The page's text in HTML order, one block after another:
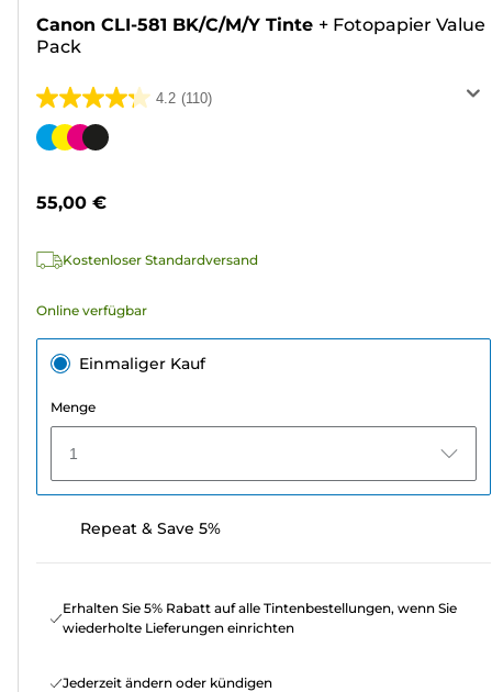
Canon CLI-581 BK/C/M/Y Tinte + Fotopapier Value
Pack
4.2 (110)
4.2
von
110
Farbpatrone
55,00 €
Kostenloser Standardversand
Online verfügbar
Einmaliger Kauf
Menge
1
Repeat & Save 5%
Erhalten Sie 5% Rabatt auf alle Tintenbestellungen, wenn Sie
wiederholte Lieferungen einrichten
Jederzeit ändern oder kündigen